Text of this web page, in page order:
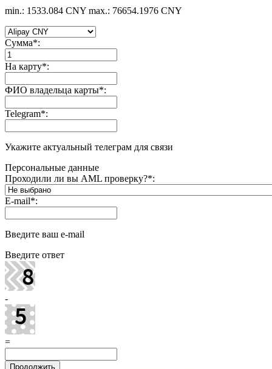
min.: 1533.084 CNY max.: 76654.1976 CNY
Сумма*:
На карту*:
ФИО владельца карты*:
Telegram*:
Укажите актуальный телеграм для связи
Персональные данные
Проходили ли вы AML проверку?*:
E-mail*:
Введите ваш e-mail
Введите ответ
-
=